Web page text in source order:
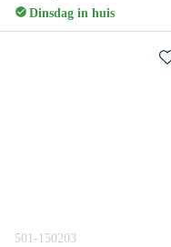
Dinsdag in huis
501-150203